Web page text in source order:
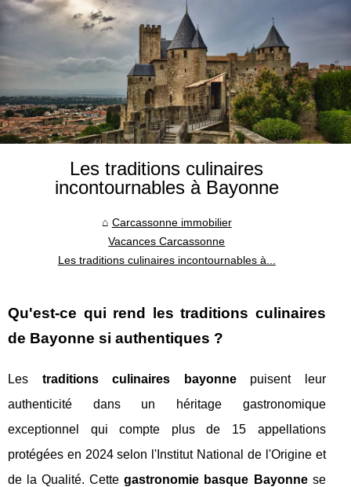
Les traditions culinaires
incontournables à Bayonne
Carcassonne immobilier
Vacances Carcassonne
Les traditions culinaires incontournables à...
Qu'est-ce qui rend les traditions culinaires
de Bayonne si authentiques ?
Les traditions culinaires bayonnepuisent leur
authenticité dans un héritage gastronomique
exceptionnel qui compte plus de 15 appellations
protégées en 2024 selon l'Institut National de l'Origine et
de la Qualité. Cettegastronomie basque Bayonnese